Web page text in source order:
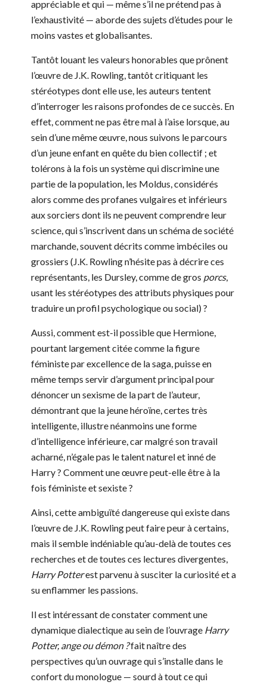
appréciable et qui — même s’il ne prétend pas à
l’exhaustivité — aborde des sujets d’études pour le
moins vastes et globalisantes.
Tantôt louant les valeurs honorables que prônent
l’œuvre de J.K. Rowling, tantôt critiquant les
stéréotypes dont elle use, les auteurs tentent
d’interroger les raisons profondes de ce succès. En
effet, comment ne pas être mal à l’aise lorsque, au
sein d’une même œuvre, nous suivons le parcours
d’un jeune enfant en quête du bien collectif ; et
tolérons à la fois un système qui discrimine une
partie de la population, les Moldus, considérés
alors comme des profanes vulgaires et inférieurs
aux sorciers dont ils ne peuvent comprendre leur
science, qui s’inscrivent dans un schéma de société
marchande, souvent décrits comme imbéciles ou
grossiers (J.K. Rowling n’hésite pas à décrire ces
représentants, les Dursley, comme de gros porcs,
usant les stéréotypes des attributs physiques pour
traduire un profil psychologique ou social) ?
Aussi, comment est-il possible que Hermione,
pourtant largement citée comme la figure
féministe par excellence de la saga, puisse en
même temps servir d’argument principal pour
dénoncer un sexisme de la part de l’auteur,
démontrant que la jeune héroïne, certes très
intelligente, illustre néanmoins une forme
d’intelligence inférieure, car malgré son travail
acharné, n’égale pas le talent naturel et inné de
Harry ? Comment une œuvre peut-elle être à la
fois féministe et sexiste ?
Ainsi, cette ambiguïté dangereuse qui existe dans
l’œuvre de J.K. Rowling peut faire peur à certains,
mais il semble indéniable qu’au-delà de toutes ces
recherches et de toutes ces lectures divergentes,
Harry Potterest parvenu à susciter la curiosité et a
su enflammer les passions.
Il est intéressant de constater comment une
dynamique dialectique au sein de l’ouvrage Harry
Potter, ange ou démon ?fait naître des
perspectives qu’un ouvrage qui s’installe dans le
confort du monologue — sourd à tout ce qui